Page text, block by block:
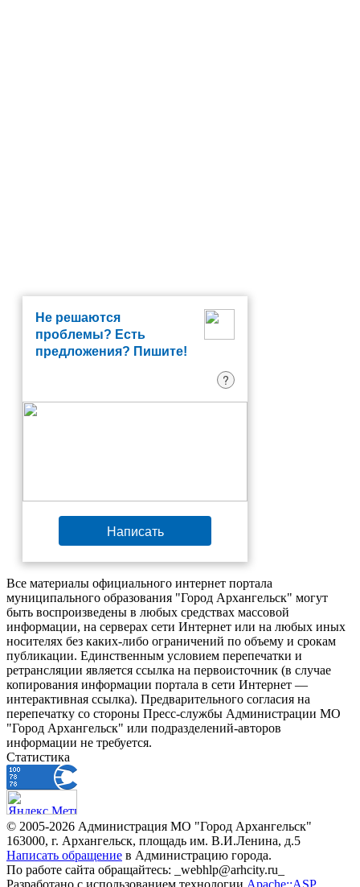
Не решаются
проблемы? Есть
предложения? Пишите!
?
Написать
Все материалы официального интернет портала
муниципального образования "Город Архангельск" могут
быть воспроизведены в любых средствах массовой
информации, на серверах сети Интернет или на любых иных
носителях без каких-либо ограничений по объему и срокам
публикации. Единственным условием перепечатки и
ретрансляции является ссылка на первоисточник (в случае
копирования информации портала в сети Интернет —
интерактивная ссылка). Предварительного согласия на
перепечатку со стороны Пресс-службы Администрации МО
"Город Архангельск" или подразделений-авторов
информации не требуется.
Статистика
© 2005-2026 Администрация МО "Город Архангельск"
163000, г. Архангельск, площадь им. В.И.Ленина, д.5
Написать обращение в Администрацию города.
По работе сайта обращайтесь: _webhlp@arhcity.ru_
Разработано с использованием технологии Apache::ASP